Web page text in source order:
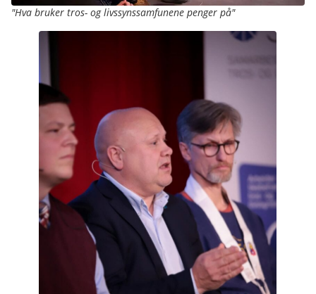
"Hva bruker tros- og livssynssamfunene penger på"